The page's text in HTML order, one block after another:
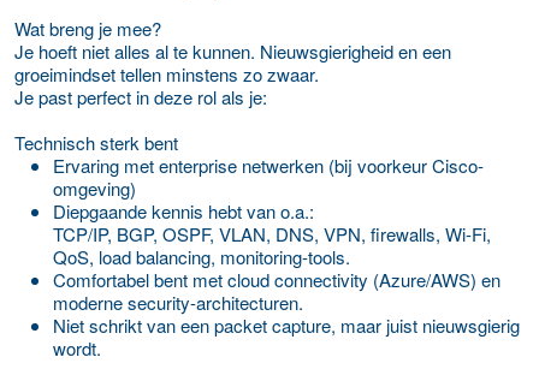
Wat breng je mee?
Je hoeft niet alles al te kunnen. Nieuwsgierigheid en een
groeimindset tellen minstens zo zwaar.
Je past perfect in deze rol als je:
Technisch sterk bent
Ervaring met enterprise netwerken (bij voorkeur Cisco-
omgeving)
Diepgaande kennis hebt van o.a.:
TCP/IP, BGP, OSPF, VLAN, DNS, VPN, firewalls, Wi-Fi,
QoS, load balancing, monitoring-tools.
Comfortabel bent met cloud connectivity (Azure/AWS) en
moderne security-architecturen.
Niet schrikt van een packet capture, maar juist nieuwsgierig
wordt.